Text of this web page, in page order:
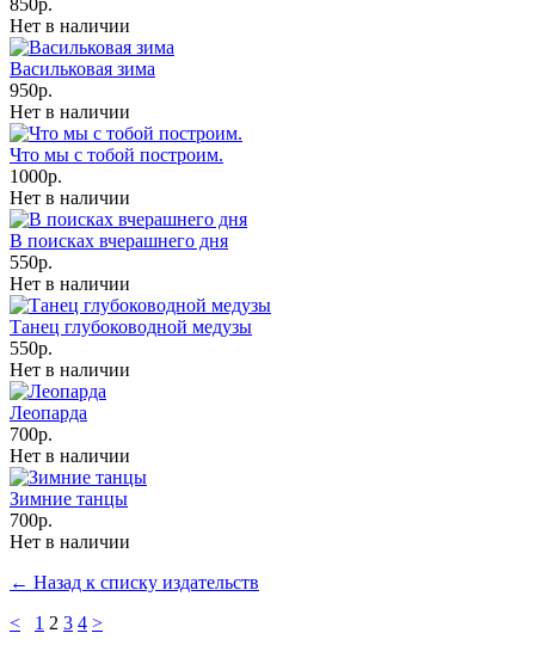
Нет в наличии
Васильковая зима
950р.
Нет в наличии
Что мы с тобой построим.
1000р.
Нет в наличии
В поисках вчерашнего дня
550р.
Нет в наличии
Танец глубоководной медузы
550р.
Нет в наличии
Леопарда
700р.
Нет в наличии
Зимние танцы
700р.
Нет в наличии
← Назад к списку издательств
<
1 2 3 4 >